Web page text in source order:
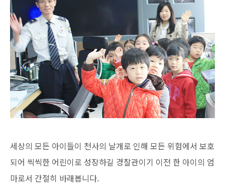
세상의 모든 아이들이 천사의 날개로 인해 모든 위험에서 보호
되어 씩씩한 어린이로 성장하길 경찰관이기 이전 한 아이의 엄
마로서 간절히 바래봅니다.